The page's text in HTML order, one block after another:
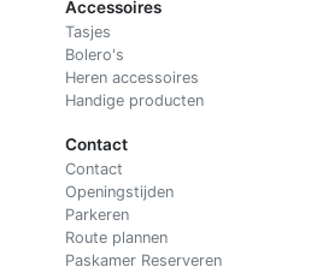
Accessoires
Tasjes
Bolero's
Heren accessoires
Handige producten
Contact
Contact
Openingstijden
Parkeren
Route plannen
Paskamer Reserveren